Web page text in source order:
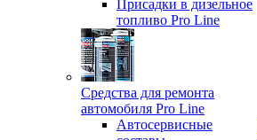
Присадки в дизельное
топливо Pro Line
Средства для ремонта
автомобиля Pro Line
Автосервисные